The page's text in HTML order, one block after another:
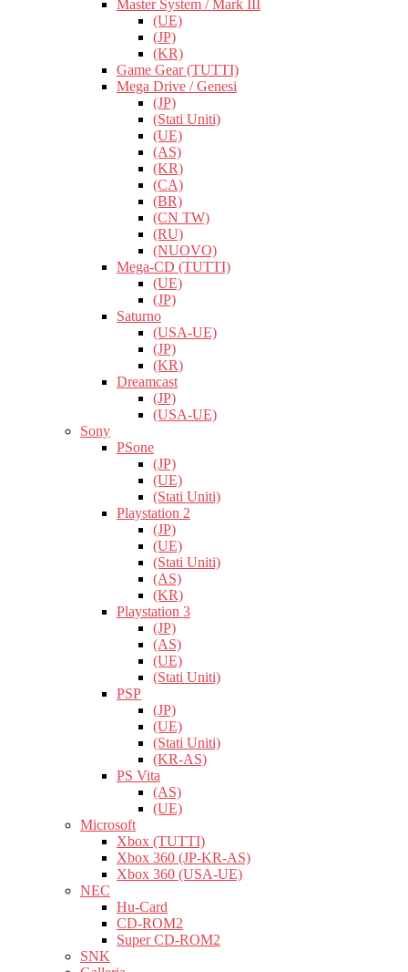
Master System / Mark III
(UE)
(JP)
(KR)
Game Gear (TUTTI)
Mega Drive / Genesi
(JP)
(Stati Uniti)
(UE)
(AS)
(KR)
(CA)
(BR)
(CN TW)
(RU)
(NUOVO)
Mega-CD (TUTTI)
(UE)
(JP)
Saturno
(USA-UE)
(JP)
(KR)
Dreamcast
(JP)
(USA-UE)
Sony
PSone
(JP)
(UE)
(Stati Uniti)
Playstation 2
(JP)
(UE)
(Stati Uniti)
(AS)
(KR)
Playstation 3
(JP)
(AS)
(UE)
(Stati Uniti)
PSP
(JP)
(UE)
(Stati Uniti)
(KR-AS)
PS Vita
(AS)
(UE)
Microsoft
Xbox (TUTTI)
Xbox 360 (JP-KR-AS)
Xbox 360 (USA-UE)
NEC
Hu-Card
CD-ROM2
Super CD-ROM2
SNK